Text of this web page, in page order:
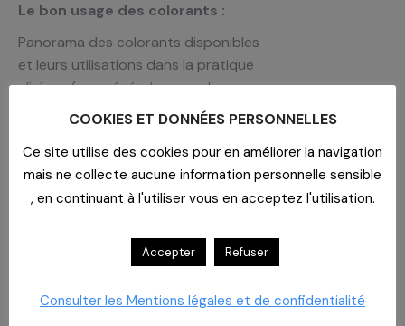
Le bon usage des colorants :
Panorama des colorants disponibles
et leurs utilisations dans la pratique
clinique (vue générale pour chaque
spécialité chirurgicale)
Intervenants
Natacha Roy : Pharma.D – Global
Médical Advisor PROVEPHARM
Compte PROVEPHARM
Thomas Santacrey, Pharmacien
COOKIES ET DONNÉES PERSONNELLES
Ce site utilise des cookies pour en améliorer la navigation
mais ne collecte aucune information personnelle sensible
, en continuant à l'utiliser vous en acceptez l'utilisation.
Accepter Refuser
Consulter les Mentions légales et de confidentialité